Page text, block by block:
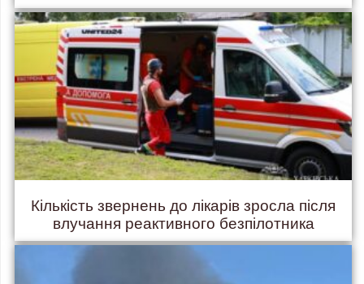
Кількість звернень до лікарів зросла після
влучання реактивного безпілотника